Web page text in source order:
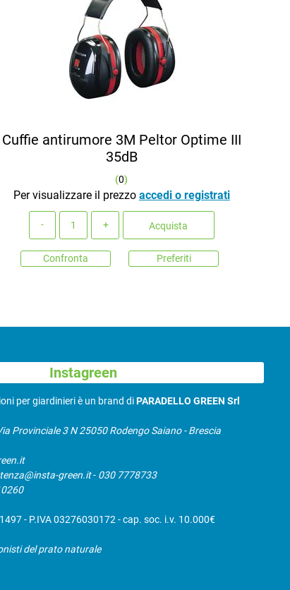
Cuffie antirumore 3M Peltor Optime III
35dB
(0)
Per visualizzare il prezzo accedi o registrati
Acquista
Confronta Preferiti
Instagreen
per giardinieri è un brand diPARADELLO GREEN Srl
Provinciale 3 N 25050 Rodengo Saiano - Brescia
green.it- 030 7778733
- P.IVA 03276030172 - cap. soc. i.v. 10.000€
del prato naturale